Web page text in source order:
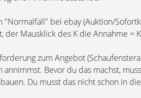
"Normalfall" bei ebay (Auktion/
der Mausklick des K die Annahme =
zum Angebot
annimmst. Bevor du das machst,
Du musst das nicht schon in